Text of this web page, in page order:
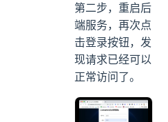
第二步，重启后
端服务，再次点
击登录按钮，发
现请求已经可以
正常访问了。